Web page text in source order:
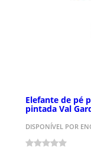
Elefante de pé
pintada Val
DISPONÍVEL POR